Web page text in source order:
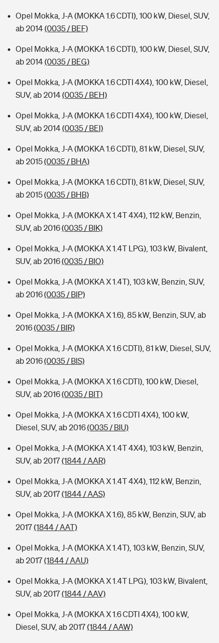
Opel Mokka, J-A (MOKKA 1.6 CDTI), 100 kW, Diesel, SUV,
ab 2014(0035 / BEF)
Opel Mokka, J-A (MOKKA 1.6 CDTI), 100 kW, Diesel, SUV,
ab 2014(0035 / BEG)
Opel Mokka, J-A (MOKKA 1.6 CDTI 4X4), 100 kW, Diesel,
SUV, ab 2014(0035 / BEH)
Opel Mokka, J-A (MOKKA 1.6 CDTI 4X4), 100 kW, Diesel,
SUV, ab 2014(0035 / BEI)
Opel Mokka, J-A (MOKKA 1.6 CDTI), 81 kW, Diesel, SUV,
ab 2015(0035 / BHA)
Opel Mokka, J-A (MOKKA 1.6 CDTI), 81 kW, Diesel, SUV,
ab 2015(0035 / BHB)
Opel Mokka, J-A (MOKKA X 1.4T 4X4), 112 kW, Benzin,
SUV, ab 2016(0035 / BIK)
Opel Mokka, J-A (MOKKA X 1.4T LPG), 103 kW, Bivalent,
SUV, ab 2016(0035 / BIO)
Opel Mokka, J-A (MOKKA X 1.4T), 103 kW, Benzin, SUV,
ab 2016(0035 / BIP)
Opel Mokka, J-A (MOKKA X 1.6), 85 kW, Benzin, SUV, ab
2016(0035 / BIR)
Opel Mokka, J-A (MOKKA X 1.6 CDTI), 81 kW, Diesel, SUV,
ab 2016(0035 / BIS)
Opel Mokka, J-A (MOKKA X 1.6 CDTI), 100 kW, Diesel,
SUV, ab 2016(0035 / BIT)
Opel Mokka, J-A (MOKKA X 1.6 CDTI 4X4), 100 kW,
Diesel, SUV, ab 2016(0035 / BIU)
Opel Mokka, J-A (MOKKA X 1.4T 4X4), 103 kW, Benzin,
SUV, ab 2017(1844 / AAR)
Opel Mokka, J-A (MOKKA X 1.4T 4X4), 112 kW, Benzin,
SUV, ab 2017(1844 / AAS)
Opel Mokka, J-A (MOKKA X 1.6), 85 kW, Benzin, SUV, ab
2017(1844 / AAT)
Opel Mokka, J-A (MOKKA X 1.4T), 103 kW, Benzin, SUV,
ab 2017(1844 / AAU)
Opel Mokka, J-A (MOKKA X 1.4T LPG), 103 kW, Bivalent,
SUV, ab 2017(1844 / AAV)
Opel Mokka, J-A (MOKKA X 1.6 CDTI 4X4), 100 kW,
Diesel, SUV, ab 2017(1844 / AAW)